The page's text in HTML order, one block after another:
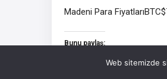
Madeni Para
Bunu paylaş:
FacebookWeb sitemizde